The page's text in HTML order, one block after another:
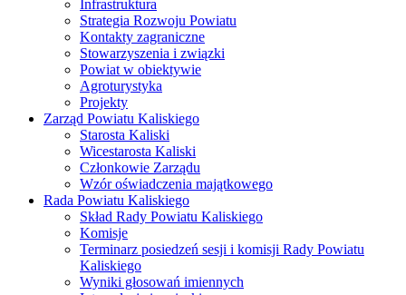
Infrastruktura
Strategia Rozwoju Powiatu
Kontakty zagraniczne
Stowarzyszenia i związki
Powiat w obiektywie
Agroturystyka
Projekty
Zarząd Powiatu Kaliskiego
Starosta Kaliski
Wicestarosta Kaliski
Członkowie Zarządu
Wzór oświadczenia majątkowego
Rada Powiatu Kaliskiego
Skład Rady Powiatu Kaliskiego
Komisje
Terminarz posiedzeń sesji i komisji Rady Powiatu
Kaliskiego
Wyniki głosowań imiennych